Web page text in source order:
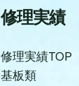
修理実績
修理実績TOP
基板類